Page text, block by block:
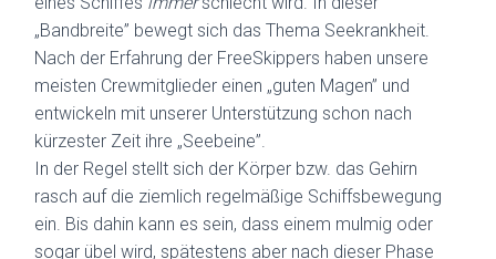
„Bandbreite” bewegt sich das Thema Seekrankheit.
Nach der Erfahrung der FreeSkippers haben unsere
meisten Crewmitglieder einen „guten Magen” und
entwickeln mit unserer Unterstützung schon nach
kürzester Zeit ihre „Seebeine”.
In der Regel stellt sich der Körper bzw. das Gehirn
rasch auf die ziemlich regelmäßige Schiffsbewegung
ein. Bis dahin kann es sein, dass einem mulmig oder
sogar übel wird, spätestens aber nach dieser Phase